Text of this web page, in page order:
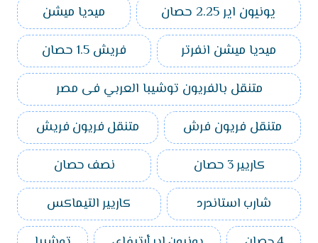
يونيون اير 2.25 حصان
ميديا ميشن
ميديا ميشن انفرتر
فريش 1.5 حصان
متنقل بالفريون توشيبا العربي فى مصر
متنقل فريون فرش
متنقل فريون فريش
كاريير 3 حصان
نصف حصان
شارب استاندرد
كاريير التيماكس